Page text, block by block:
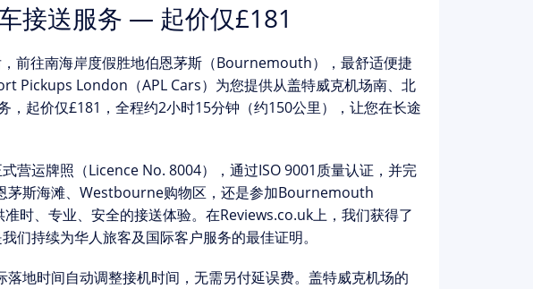
接送服务 — 起价仅£181
前往南海岸度假胜地伯恩茅斯（Bournemouth）
，最舒适便捷
Pickups London（APL Cars）为您提供从盖特威克机场南、北
，起价仅£181，全程约2小时15分钟（约150公里），让您在长途
营运牌照（Licence No. 8004），通过ISO 9001质量认证，并完
茅斯海滩、Westbourne购物区，还是参加Bournemouth
时、专业、安全的接送体验。在Reviews.co.uk上，我们获得了
我们持续为华人旅客及国际客户服务的最佳证明。
落地时间自动调整接机时间，无需另付延误费。盖特威克机场的